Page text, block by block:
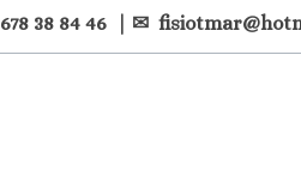
678 38 84 46 | ✉